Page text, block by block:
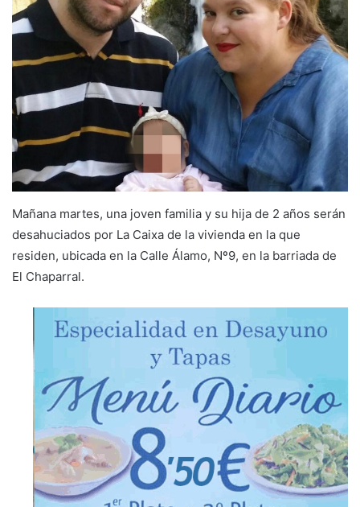
Mañana martes, una joven familia y su hija de 2 años serán
desahuciados por La Caixa de la vivienda en la que
residen, ubicada en la Calle Álamo, Nº9, en la barriada de
El Chaparral.